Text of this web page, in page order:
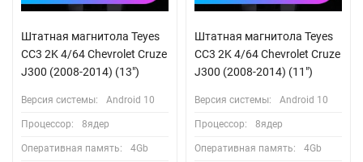
Штатная магнитола Teyes
CC3 2K 4/64 Chevrolet Cruze
J300 (2008-2014) (13")
Версия системы: Android 10
Процессор: 8ядер
Оперативная память: 4Gb
Штатная магнитола Teyes
CC3 2K 4/64 Chevrolet Cruze
J300 (2008-2014) (11")
Версия системы: Android 10
Процессор: 8ядер
Оперативная память: 4Gb